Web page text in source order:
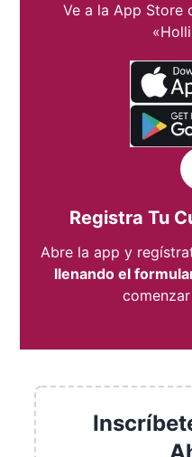
Ve a la App Store
Registra Tu
Abre la app y
llenando el